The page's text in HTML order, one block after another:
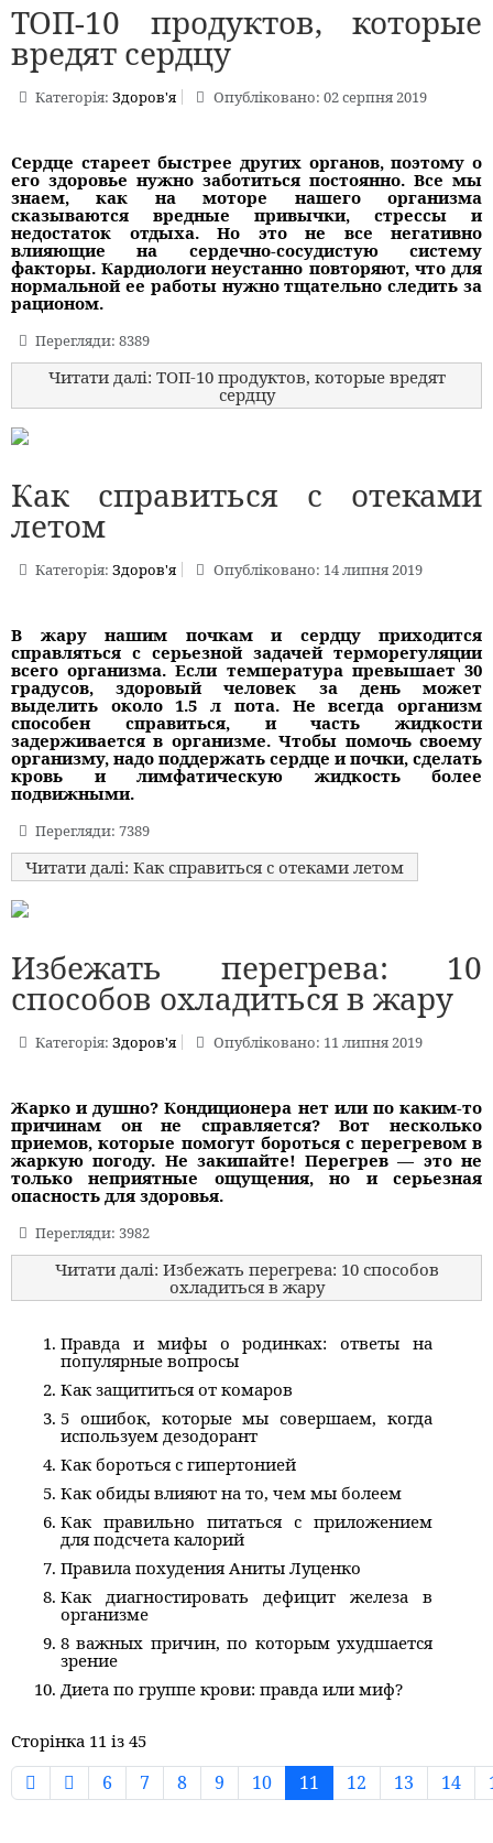
ТОП-10 продуктов, которые
вредят сердцу
Категорія:Здоров'я Опубліковано: 02 серпня 2019
Сердце стареет быстрее других органов, поэтому о
его здоровье нужно заботиться постоянно. Все мы
знаем, как на моторе нашего организма
сказываются вредные привычки, стрессы и
недостаток отдыха. Но это не все негативно
влияющие на сердечно-сосудистую систему
факторы. Кардиологи неустанно повторяют, что для
нормальной ее работы нужно тщательно следить за
рационом.
Перегляди: 8389
Читати далі: ТОП-10 продуктов, которые вредят
сердцу
Как справиться с отеками
летом
Категорія:Здоров'я Опубліковано: 14 липня 2019
В жару нашим почкам и сердцу приходится
справляться с серьезной задачей терморегуляции
всего организма. Если температура превышает 30
градусов, здоровый человек за день может
выделить около 1.5 л пота. Не всегда организм
способен справиться, и часть жидкости
задерживается в организме. Чтобы помочь своему
организму, надо поддержать сердце и почки, сделать
кровь и лимфатическую жидкость более
подвижными.
Перегляди: 7389
Читати далі: Как справиться с отеками летом
Избежать перегрева: 10
способов охладиться в жару
Категорія:Здоров'я Опубліковано: 11 липня 2019
Жарко и душно? Кондиционера нет или по каким-то
причинам он не справляется? Вот несколько
приемов, которые помогут бороться с перегревом в
жаркую погоду. Не закипайте!Перегрев — это не
только неприятные ощущения, но и серьезная
опасность для здоровья.
Перегляди: 3982
Читати далі: Избежать перегрева: 10 способов
охладиться в жару
Правда и мифы о родинках: ответы на
популярные вопросы
Как защититься от комаров
5 ошибок, которые мы совершаем, когда
используем дезодорант
Как бороться с гипертонией
Как обиды влияют на то, чем мы болеем
Как правильно питаться с приложением
для подсчета калорий
Правила похудения Аниты Луценко
Как диагностировать дефицит железа в
организме
8 важных причин, по которым ухудшается
зрение
Диета по группе крови: правда или миф?
Сторінка 11 із 45
6 7 8 9 10 11 12 13 14